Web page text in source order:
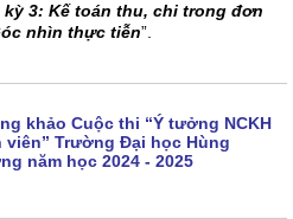
3: Kế toán thu, chi trong đơn
nhìn thực tiễn”.
khảo Cuộc thi “Ý tưởng NCKH
viên” Trường Đại học Hùng
năm học 2024 - 2025